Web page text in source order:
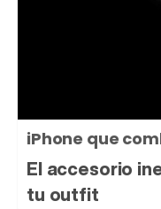
iPhone que
El accesorio
tu outfit